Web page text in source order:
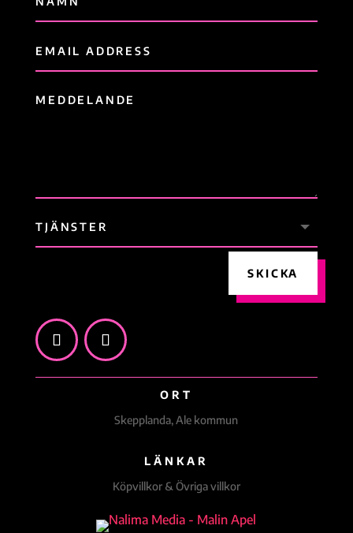
SKICKA
ORT
Skepplanda, Ale kommun
LÄNKAR
Köpvillkor & Övriga villkor